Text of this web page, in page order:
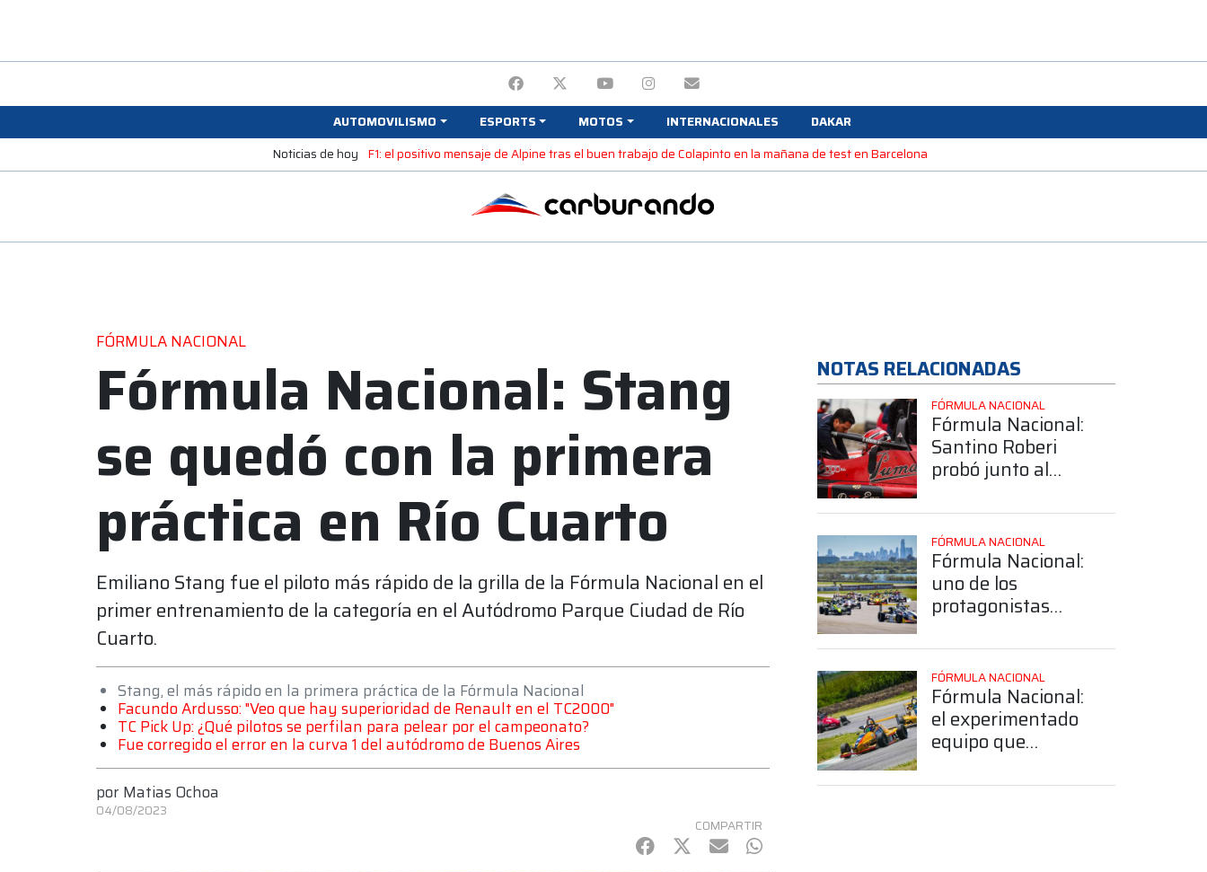
AUTOMOVILISMO ESPORTS MOTOS INTERNACIONALES
DAKAR
Noticias de hoy F1: el positivo mensaje de Alpine tras el buen trabajo de Colapinto en la mañana de test en Barcelona
FÓRMULA NACIONAL
Fórmula Nacional: Stang
se quedó con la primera
práctica en Río Cuarto
Emiliano Stang fue el piloto más rápido de la grilla de la Fórmula Nacional en el
primer entrenamiento de la categoría en el Autódromo Parque Ciudad de Río
Cuarto.
Stang, el más rápido en la primera práctica de la Fórmula Nacional
Facundo Ardusso: "Veo que hay superioridad de Renault en el TC2000"
TC Pick Up: ¿Qué pilotos se perfilan para pelear por el campeonato?
Fue corregido el error en la curva 1 del autódromo de Buenos Aires
por Matias Ochoa
04/08/2023
COMPARTIR
Facebook
Twitter
mail WhatsApp
NOTAS RELACIONADAS
FÓRMULA NACIONAL
Fórmula Nacional:
Santino Roberi
probó junto al
Belli
FÓRMULA NACIONAL
Fórmula Nacional:
uno de los
protagonistas
2025 confirmó su
continuidad en la
categoría
FÓRMULA NACIONAL
Fórmula Nacional:
el experimentado
equipo que
continuidad en